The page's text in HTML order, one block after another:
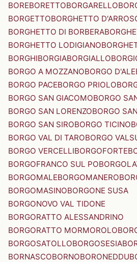
BOREBORETTOBORGARELLO
BORGETTOBORGHETTO
BORGHETTO DI BORBERA
BORGHETTO LODIGIANO
BORGHIBORGIABORGIALLO
BORGO A MOZZANOBORGO D'ALE
BORGO PACEBORGO PRIOLO
BORGO SAN GIACOMOBORGO
BORGO SAN LORENZOBORGO
BORGO SAN SIROBORGO TICINO
BORGO VAL DI TAROBORGO
BORGO VERCELLIBORGOFORTE
BORGOFRANCO SUL PO
BORGOMALEBORGOMANERO
BORGOMASINOBORGONE SUSA
BORGONOVO VAL TIDONE
BORGORATTO ALESSANDRINO
BORGORATTO MORMOROLO
BORGOSATOLLOBORGOSESIA
BORNASCOBORNOBORONEDDU